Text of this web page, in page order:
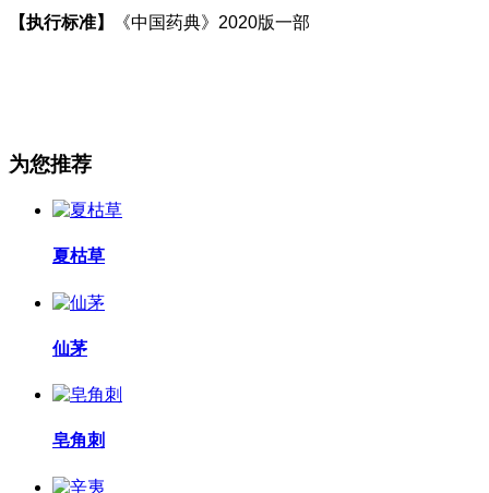
【执行标准】 《中国药典》 2020版一部
为您推荐
夏枯草
仙茅
皂角刺